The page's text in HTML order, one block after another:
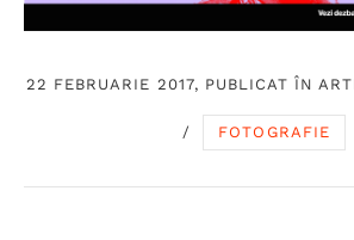
22 FEBRUARIE 2017, PUBLICAT ÎN
/ FOTOGRAFIE